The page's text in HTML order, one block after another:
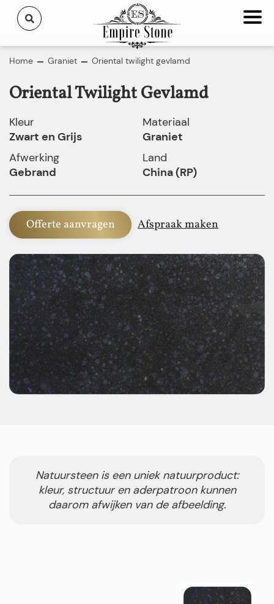
Home Graniet Oriental twilight gevlamd
Oriental Twilight Gevlamd
Kleur
Zwart en Grijs
Afwerking
Gebrand
Materiaal
Graniet
Land
China (RP)
Offerte aanvragen Afspraak maken
Natuursteen is een uniek natuurproduct:
kleur, structuur en aderpatroon kunnen
daarom afwijken van de afbeelding.